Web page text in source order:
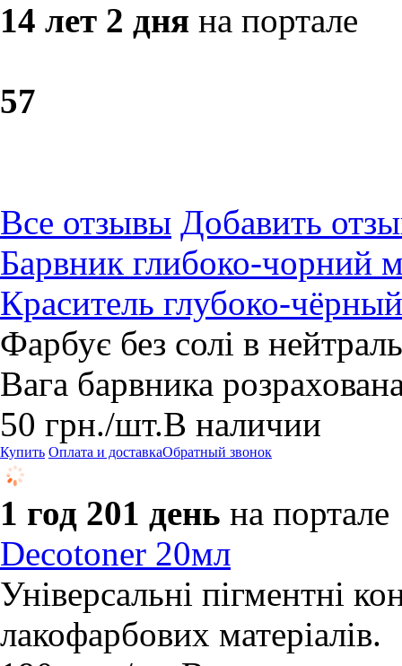
14 лет 2 дня на портале
57
Все отзывы Добавить
Барвник глибоко-чорний
Краситель глубоко-
Фарбує без солі в
Вага барвника
50 грн./шт.В наличии
Купить Оплата и доставкаОбратный звонок
1 год 201 день на портале
Decotoner 20мл
Універсальні пігментні
лакофарбових матеріалів.